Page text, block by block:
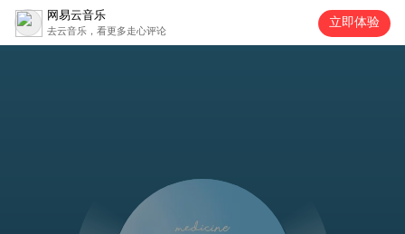
网易云音乐
去云音乐，看更多走心评论
立即体验